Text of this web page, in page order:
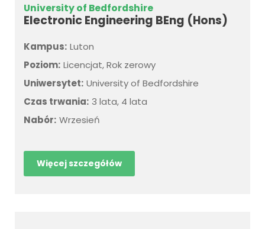
University of Bedfordshire
Electronic Engineering BEng (Hons)
Kampus: Luton
Poziom: Licencjat, Rok zerowy
Uniwersytet: University of Bedfordshire
Czas trwania: 3 lata, 4 lata
Nabór: Wrzesień
Więcej szczegółów